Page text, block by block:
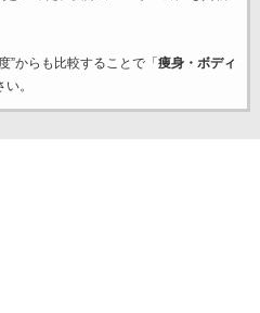
”からも比較することで「 痩身・ボディ
。